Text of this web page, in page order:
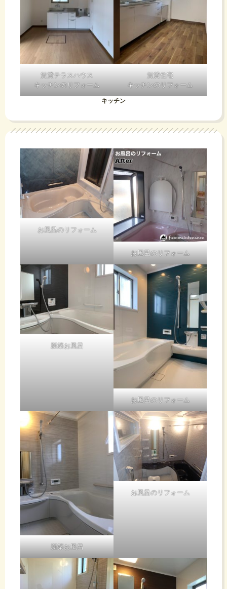
賃貸テラスハウス
キッチンのリフォーム
賃貸住宅
キッチンのリフォーム
キッチン
お風呂のリフォーム
お風呂のリフォーム
新築お風呂
お風呂のリフォーム
新築お風呂
お風呂のリフォーム